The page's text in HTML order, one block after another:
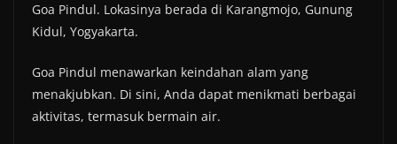
Goa Pindul. Lokasinya berada di Karangmojo, Gunung
Kidul, Yogyakarta.
Goa Pindul menawarkan keindahan alam yang
menakjubkan. Di sini, Anda dapat menikmati berbagai
aktivitas, termasuk bermain air.